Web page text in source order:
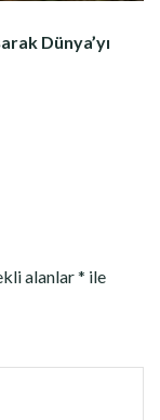
Dünya’yı
alanlar* ile